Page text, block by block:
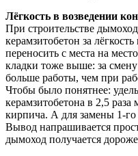
Лёгкость в возведении
При строительстве
керамзитобетон за
переносить с места на
кладки тоже выше: за
больше работы, чем при
Чтобы было понятнее:
керамзитобетона в 2,5
кирпича. А для замены 1-го
Вывод напрашивается
дымоход получается